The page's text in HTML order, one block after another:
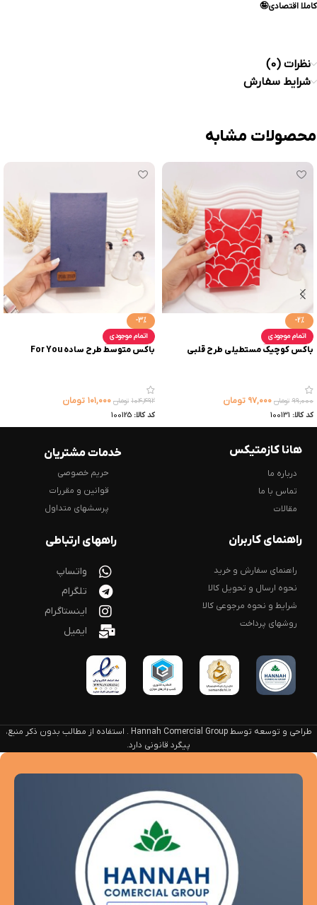
کاملا اقتصادی🤪
نظرات (0)
شرایط سفارش
محصولات مشابه
-2%
اتمام موجودی
باکس کوچیک مستطیلی طرح قلبی
۹۹,۰۰۰ تومان ۹۷,۰۰۰ تومان
کد کالا: 100131
-3%
اتمام موجودی
باکس متوسط طرح ساده For You
۱۰۴,۴۹۲ تومان ۱۰۱,۰۰۰ تومان
کد کالا: 100125
هانا کازمتیکس
درباره ما
تماس با ما
مقالات
خدمات مشتریان
حریم خصوصی
قوانین و مقررات
پرسشهای متداول
راهنمای کاربران
راهنمای سفارش و خرید
نحوه ارسال و تحویل کالا
شرایط و نحوه مرجوعی کالا
روشهای پرداخت
راههای ارتباطی
واتساپ
تلگرام
اینستاگرام
ایمیل
طراحی و توسعه توسط Hannah Comercial Group . استفاده از مطالب بدون ذکر منبع،
پیگرد قانونی دارد.